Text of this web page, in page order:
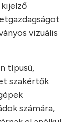
kijelző
vizuális
típusú,
szakértők
számára,